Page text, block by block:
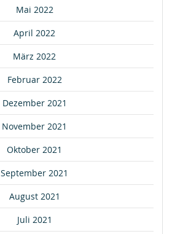
Mai 2022
April 2022
März 2022
Februar 2022
Dezember 2021
November 2021
Oktober 2021
September 2021
August 2021
Juli 2021